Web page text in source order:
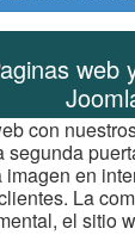
web
con
segunda
en
La
el sitio